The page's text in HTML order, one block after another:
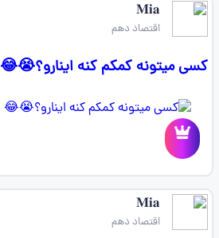
𝐌𝐢𝐚
اقتصاد دهم
کسی میتونه کمکم کنه اینارو؟😭😂
𝐌𝐢𝐚
اقتصاد دهم